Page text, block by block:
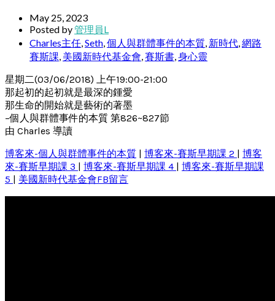
May 25, 2023
Posted by管理員L
Charles主任,Seth,個人與群體事件的本質, 新時代,網路
賽斯課, 美國新時代基金會,賽斯書,身心靈
星期二(03/06/2018) 上午19:00-21:00
那起初的起初就是最深的鍾愛
那生命的開始就是藝術的著墨
–個人與群體事件的本質 第826~827節
由 Charles 導讀
博客來-個人與群體事件的本質
博客來-賽斯早期課 2
博客
來-賽斯早期課 3
博客來-賽斯早期課 4
博客來-賽斯早期課
5
美國新時代基金會FB留言